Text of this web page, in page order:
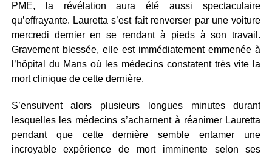
PME, la révélation aura été aussi spectaculaire
qu’effrayante. Lauretta s’est fait renverser par une voiture
mercredi dernier en se rendant à pieds à son travail.
Gravement blessée, elle est immédiatement emmenée à
l’hôpital du Mans où les médecins constatent très vite la
mort clinique de cette dernière.
S’ensuivent alors plusieurs longues minutes durant
lesquelles les médecins s’acharnent à réanimer Lauretta
pendant que cette dernière semble entamer une
incroyable expérience de mort imminente selon ses